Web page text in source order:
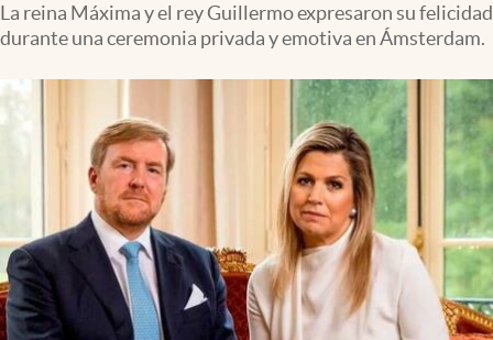
La reina Máxima y el rey Guillermo expresaron su felicidad
durante una ceremonia privada y emotiva en Ámsterdam.